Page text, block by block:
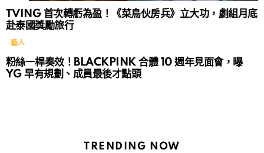
TVING 首次轉虧為盈！《菜鳥伙房兵》立大功，劇組月底
赴泰國獎勵旅行
藝人
粉絲一桿奏效！BLACKPINK 合體 10 週年見面會，曝
YG 早有規劃、成員最後才點頭
TRENDING NOW